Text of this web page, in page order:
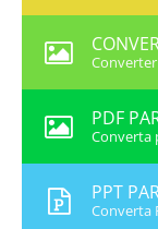
PDF
Converta
PPT
Converta